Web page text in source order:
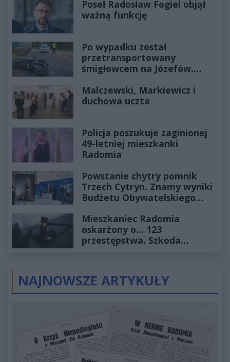
Poseł Radosław Fogiel objął
ważną funkcję
Po wypadku został
przetransportowany
śmigłowcem na Józefów.
Malczewski, Markiewicz i
duchowa uczta
Policja poszukuje zaginionej
49-letniej mieszkanki
Radomia
Powstanie chytry pomnik
Trzech Cytryn. Znamy wyniki
Budżetu Obywatelskiego
Mieszkaniec Radomia
oskarżony o... 123
przestępstwa. Szkoda
NAJNOWSZE ARTYKUŁY